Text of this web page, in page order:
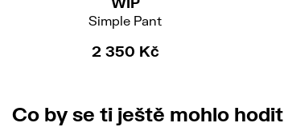
Simple Pant
2 350 Kč
Co by se ti ještě mohlo hodit